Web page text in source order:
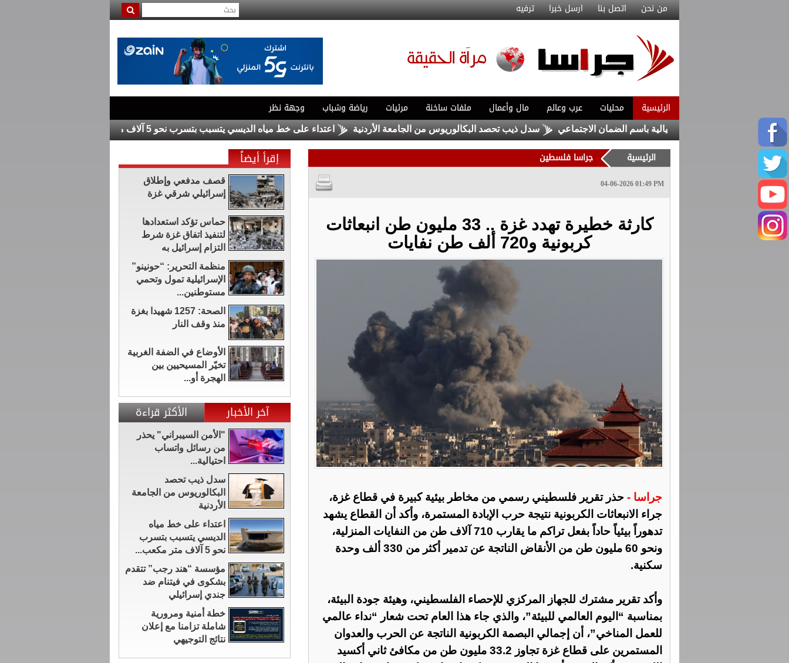
من نحن اتصل بنا ارسل خبرا ترفيه
الرئيسية محليات عرب وعالم مال وأعمال ملفات ساخنة مرئيات رياضة وشباب وجهة نظر
رسائل واتساب احتيالية باسم الضمان الاجتماعي سدل ذيب تحصد البكالوريوس من الجامعة الأردنية اعتداء على خط مياه الديسي يتسبب بتسرب نحو 5 آلاف متر مكعب يوميا
الرئيسية جراسا فلسطين
04-06-2026 01:49 PM
كارثة خطيرة تهدد غزة .. 33 مليون طن انبعاثات
كربونية و720 ألف طن نفايات
جراسا - حذر تقرير فلسطيني رسمي من مخاطر بيئية كبيرة في قطاع غزة،
جراء الانبعاثات الكربونية نتيجة حرب الإبادة المستمرة، وأكد أن القطاع يشهد
تدهوراً بيئياً حاداً بفعل تراكم ما يقارب 710 آلاف طن من النفايات المنزلية،
ونحو 60 مليون طن من الأنقاض الناتجة عن تدمير أكثر من 330 ألف وحدة
سكنية.
وأكد تقرير مشترك للجهاز المركزي للإحصاء الفلسطيني، وهيئة جودة البيئة،
بمناسبة “اليوم العالمي للبيئة”، والذي جاء هذا العام تحت شعار “نداء عالمي
للعمل المناخي”، أن إجمالي البصمة الكربونية الناتجة عن الحرب والعدوان
المستمرين على قطاع غزة تجاوز 33.2 مليون طن من مكافئ ثاني أكسيد
إقرأ أيضاً
قصف مدفعي وإطلاق
إسرائيلي شرقي غزة
حماس تؤكد استعدادها
لتنفيذ اتفاق غزة شرط
التزام إسرائيل به
منظمة التحرير: “حونينو”
الإسرائيلية تمول وتحمي
مستوطنين...
الصحة: 1257 شهيدا بغزة
منذ وقف النار
الأوضاع في الضفة الغربية
تخيّر المسيحيين بين
الهجرة أو...
آخر الأخبار الأكثر قراءة
"الأمن السيبراني" يحذر
من رسائل واتساب
احتيالية...
سدل ذيب تحصد
البكالوريوس من الجامعة
الأردنية
اعتداء على خط مياه
الديسي يتسبب بتسرب
نحو 5 آلاف متر مكعب...
مؤسسة “هند رجب” تتقدم
بشكوى في فيتنام ضد
جندي إسرائيلي
خطة أمنية ومرورية
شاملة تزامنا مع إعلان
نتائج التوجيهي